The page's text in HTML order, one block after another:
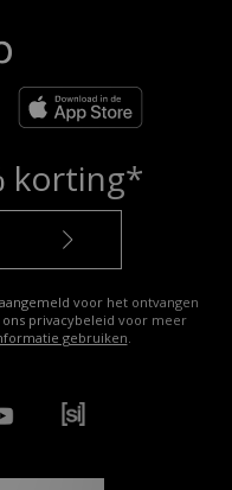
korting*
voor het ontvangen
privacybeleid voor meer
gebruiken.